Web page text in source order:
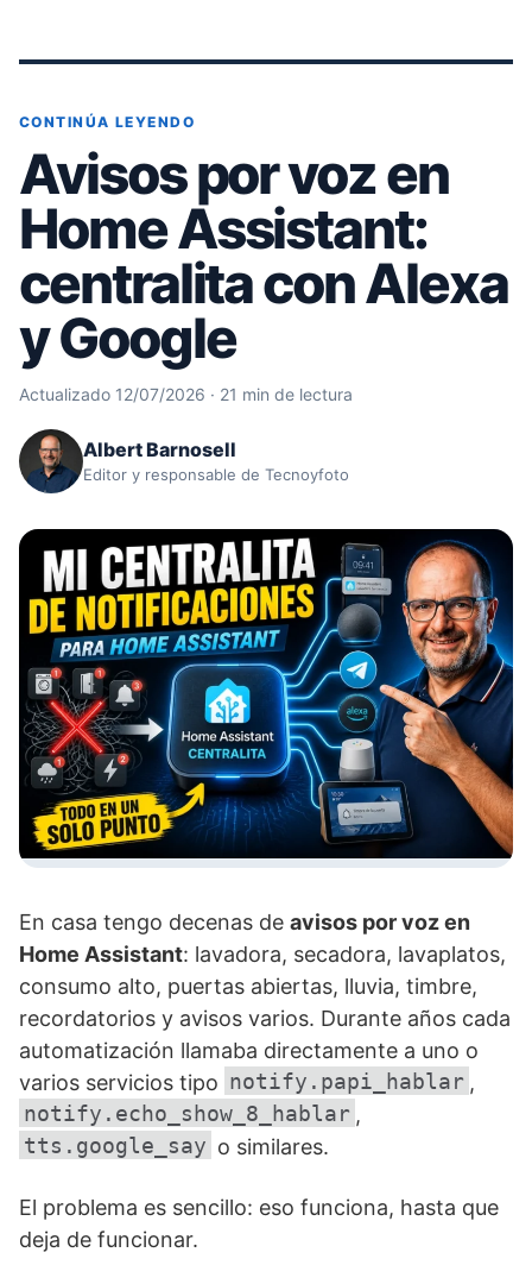
CONTINÚA LEYENDO
Avisos por voz en
Home Assistant:
centralita con Alexa
y Google
Actualizado 12/07/2026 · 21 min de lectura
Albert Barnosell
Editor y responsable de Tecnoyfoto
En casa tengo decenas de avisos por voz en
Home Assistant: lavadora, secadora, lavaplatos,
consumo alto, puertas abiertas, lluvia, timbre,
recordatorios y avisos varios. Durante años cada
automatización llamaba directamente a uno o
varios servicios tipo notify.papi_hablar ,
notify.echo_show_8_hablar ,
tts.google_say o similares.
El problema es sencillo: eso funciona, hasta que
deja de funcionar.